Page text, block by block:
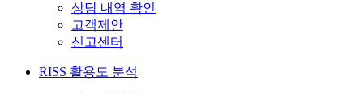
상담 내역 확인
고객제안
신고센터
RISS 활용도 분석